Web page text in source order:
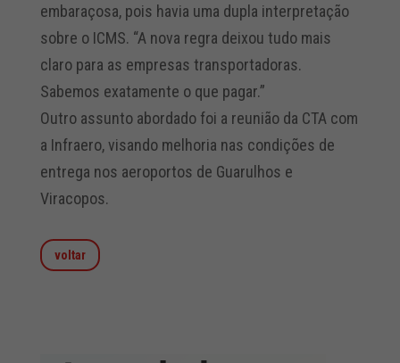
embaraçosa, pois havia uma dupla interpretação
sobre o ICMS. “A nova regra deixou tudo mais
claro para as empresas transportadoras.
Sabemos exatamente o que pagar.”
Outro assunto abordado foi a reunião da CTA com
a Infraero, visando melhoria nas condições de
entrega nos aeroportos de Guarulhos e
Viracopos.
voltar